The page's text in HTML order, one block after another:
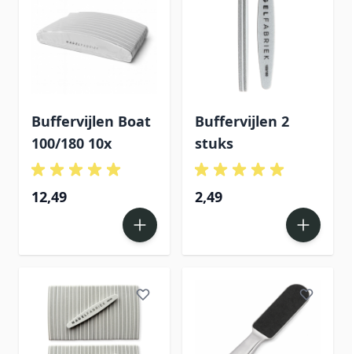
Buffervijlen Boat
100/180 10x
12,49
Buffervijlen 2
stuks
2,49